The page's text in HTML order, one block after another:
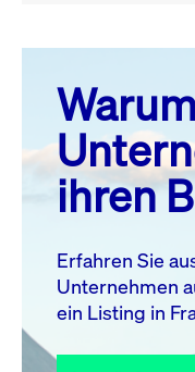
August 26
MO. DI. MI.
3
4 5
10 11
17
18
ihren
Erfahren Sie
Unternehmen
ein Listing in